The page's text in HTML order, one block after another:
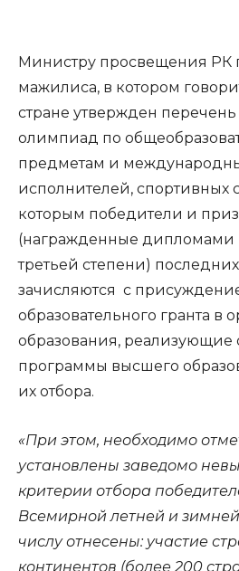
Министру просвещения РК
мажилиса, в котором
стране утвержден
олимпиад по
предметам и
исполнителей, спортивных
которым победители и
(награжденные дипломами
третьей степени) последних
зачисляются с
образовательного гранта в
образования, реализующие
программы высшего
их отбора.
«При этом, необходимо
установлены заведомо
критерии отбора
Всемирной летней и
числу отнесены: участие
континентов (более 200